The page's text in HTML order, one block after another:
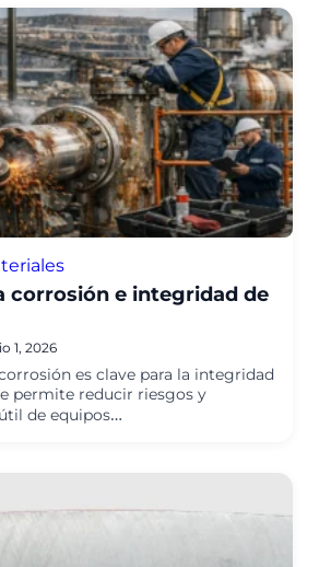
corrosión e integridad de
1, 2026
es clave para la integridad
permite reducir riesgos y
de equipos…